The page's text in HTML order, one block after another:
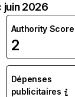
juin 2026
Authority Score
2
Dépenses
publicitaires